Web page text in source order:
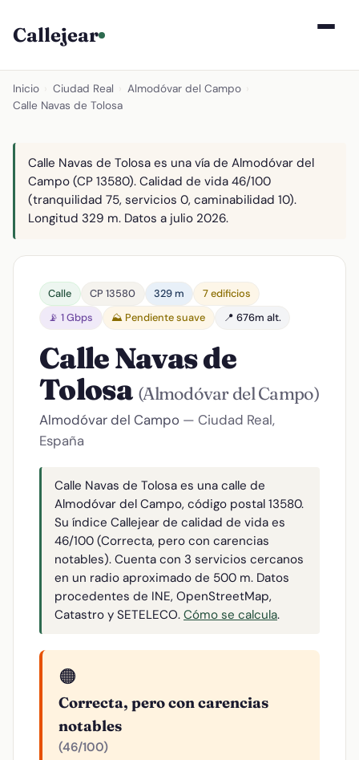
Callejear
Inicio Ciudad Real Almodóvar del Campo
Calle Navas de Tolosa
Calle Navas de Tolosa es una vía de Almodóvar del
Campo (CP 13580). Calidad de vida 46/100
(tranquilidad 75, servicios 0, caminabilidad 10).
Longitud 329 m. Datos a julio 2026.
Calle CP 13580 329 m
7 edificios
📡 1 Gbps
⛰️ Pendiente suave 📍 676m alt.
Calle Navas de
Tolosa (Almodóvar del Campo)
Almodóvar del Campo — Ciudad Real,
España
Calle Navas de Tolosa es una calle de
Almodóvar del Campo, código postal 13580.
Su índice Callejear de calidad de vida es
46/100 (Correcta, pero con carencias
notables). Cuenta con 3 servicios cercanos
en un radio aproximado de 500 m. Datos
procedentes de INE, OpenStreetMap,
Catastro y SETELECO. Cómo se calcula.
🟠
Correcta, pero con carencias
notables
(46/100)